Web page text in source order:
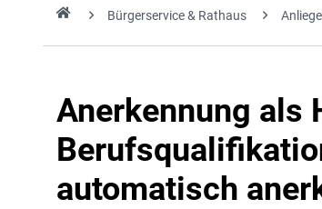
Bürgerservice & Rathaus
Anerkennung als
automatisch